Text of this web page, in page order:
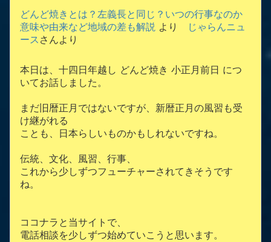
どんど焼きとは？左義長と同じ？いつの行事なのか
意味や由来など地域の差も解説 より
じゃらんニュ
ース さんより
本日は、十四日年越し どんど焼き 小正月前日 につ
いてお話しました。
まだ旧暦正月ではないですが、新暦正月の風習も受
け継がれる
ことも、日本らしいものかもしれないですね。
伝統、文化、風習、行事、
これから少しずつフューチャーされてきそうです
ね。
ココナラと当サイトで、
電話相談を少しずつ始めていこうと思います。